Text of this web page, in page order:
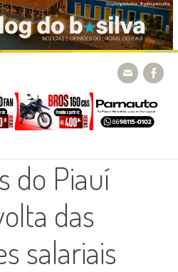
do Piauí
das
salariais